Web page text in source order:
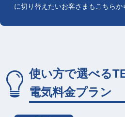
に切り替えたいお客さまもこちらか
使い方で選べる
電気料金プラン